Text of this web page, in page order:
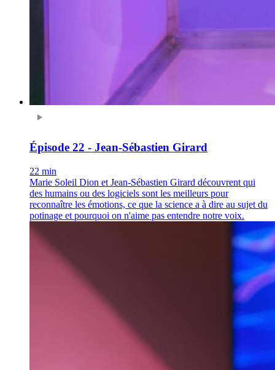
Épisode 22 - Jean-Sébastien Girard
22 min
Marie Soleil Dion et Jean-Sébastien Girard découvrent qui
des humains ou des logiciels sont les meilleurs pour
reconnaître les émotions, ce que la science a à dire au sujet du
potinage et pourquoi on n'aime pas entendre notre voix.